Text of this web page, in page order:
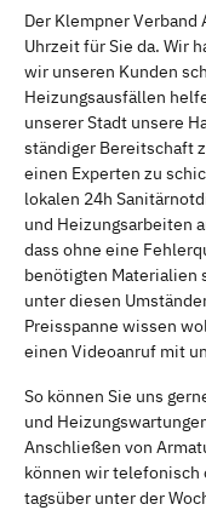
Der Klempner Verband
Uhrzeit für Sie da. Wir
wir unseren Kunden
Heizungsausfällen
unserer Stadt unsere
ständiger Bereitschaft
einen Experten zu
lokalen 24h
und Heizungsarbeiten
dass ohne eine
benötigten Materialien
unter diesen
Preisspanne wissen
einen Videoanruf mit
So können Sie uns
und
Anschließen von
können wir telefonisch
tagsüber unter der